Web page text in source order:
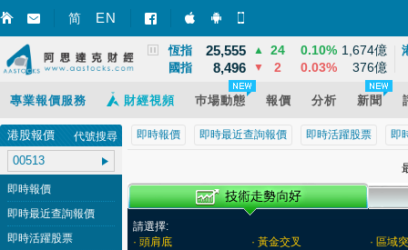
简 EN 智財迅 (iPhone)
智財迅 (Android)
上證 3,923
恆指 25,555 ▲ 24 0.10% 1,674億
國指 8,496 ▼ 2 0.03% 376億
專業報價服務 財經視頻 巿場動態 報價 分析 新聞
即時報價 即時最近查詢報價 即時活躍股票 即
請選擇:
· 頭肩底
· 黃金交叉
· 區域
港股報價 代號搜尋
即時報價
即時最近查詢報價
即時活躍股票